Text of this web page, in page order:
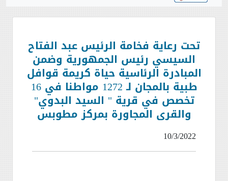
تحت رعاية فخامة الرئيس عبد الفتاح
السيسي رئيس الجمهورية وضمن
المبادرة الرئاسية حياة كريمة قوافل
طبية بالمجان لـ 1272 مواطنا في 16
تخصص في قرية " السيد البدوي"
والقرى المجاورة بمركز مطوبس
10/3/2022